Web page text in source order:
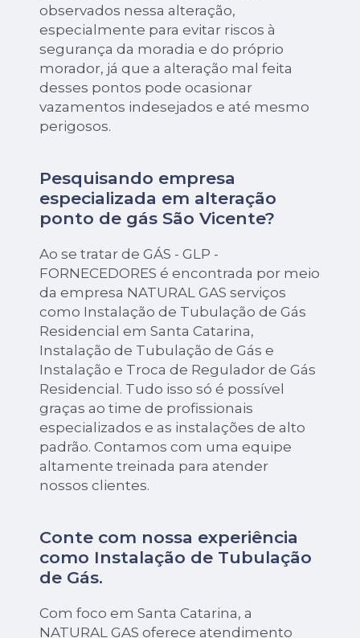
observados nessa alteração,
especialmente para evitar riscos à
segurança da moradia e do próprio
morador, já que a alteração mal feita
desses pontos pode ocasionar
vazamentos indesejados e até mesmo
perigosos.
Pesquisando empresa
especializada em alteração
ponto de gás São Vicente?
Ao se tratar de GÁS - GLP -
FORNECEDORES é encontrada por meio
da empresa NATURAL GAS serviços
como Instalação de Tubulação de Gás
Residencial em Santa Catarina,
Instalação de Tubulação de Gás e
Instalação e Troca de Regulador de Gás
Residencial. Tudo isso só é possível
graças ao time de profissionais
especializados e as instalações de alto
padrão. Contamos com uma equipe
altamente treinada para atender
nossos clientes.
Conte com nossa experiência
como Instalação de Tubulação
de Gás.
Com foco em Santa Catarina, a
NATURAL GAS oferece atendimento